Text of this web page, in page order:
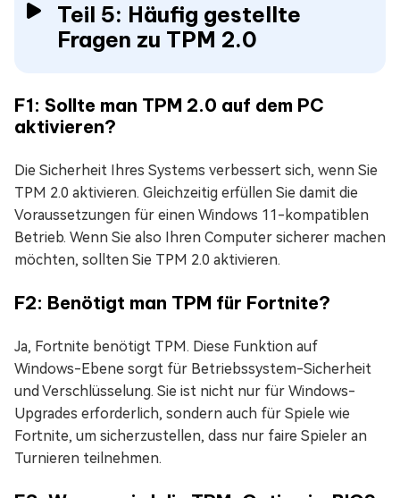
Teil 5: Häufig gestellte
Fragen zu TPM 2.0
F1: Sollte man TPM 2.0 auf dem PC
aktivieren?
Die Sicherheit Ihres Systems verbessert sich, wenn Sie
TPM 2.0 aktivieren. Gleichzeitig erfüllen Sie damit die
Voraussetzungen für einen Windows 11-kompatiblen
Betrieb. Wenn Sie also Ihren Computer sicherer machen
möchten, sollten Sie TPM 2.0 aktivieren.
F2: Benötigt man TPM für Fortnite?
Ja, Fortnite benötigt TPM. Diese Funktion auf
Windows-Ebene sorgt für Betriebssystem-Sicherheit
und Verschlüsselung. Sie ist nicht nur für Windows-
Upgrades erforderlich, sondern auch für Spiele wie
Fortnite, um sicherzustellen, dass nur faire Spieler an
Turnieren teilnehmen.